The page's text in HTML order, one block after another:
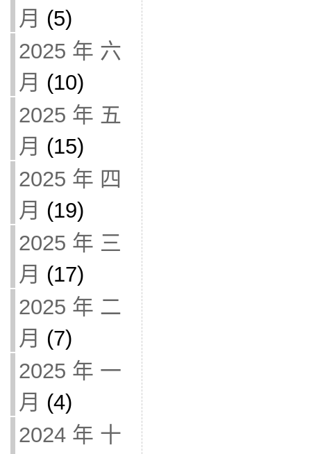
月 (5)
2025 年 六
月 (10)
2025 年 五
月 (15)
2025 年 四
月 (19)
2025 年 三
月 (17)
2025 年 二
月 (7)
2025 年 一
月 (4)
2024 年 十